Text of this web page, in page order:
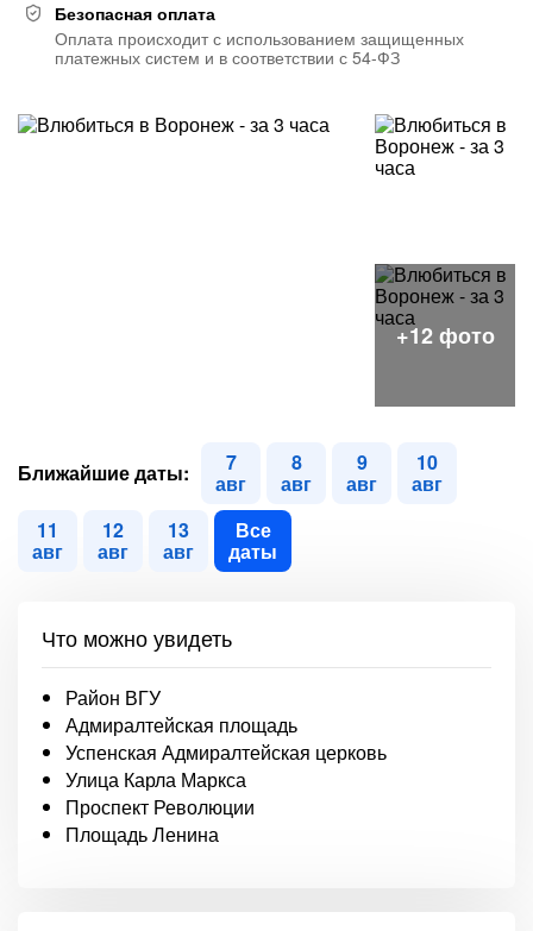
Безопасная оплата
Оплата происходит с использованием защищенных
платежных систем и в соответствии с 54-ФЗ
Ближайшие даты: 7
авг
8
авг
9
авг
10
авг
11
авг
12
авг
13
авг
Все
даты
Что можно увидеть
Район ВГУ
Адмиралтейская площадь
Успенская Адмиралтейская церковь
Улица Карла Маркса
Проспект Революции
Площадь Ленина